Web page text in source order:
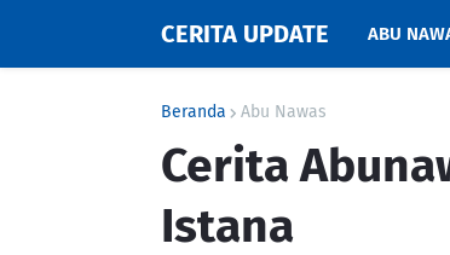
CERITA UPDATE ABU
Beranda Abu Nawas
Cerita
Istana